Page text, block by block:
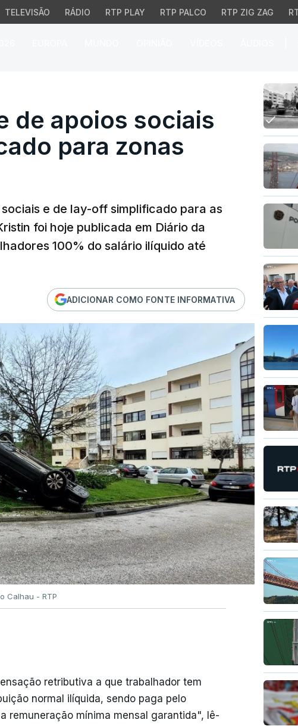
TELEVISÃO RÁDIO RTP PLAY RTP PALCO RTP ZIG ZAG
apoios sociais e lay-
de apoios sociais
para zonas
e de lay-off simplificado para as
foi hoje publicada em Diário da
100% do salário ilíquido até
ADICIONAR COMO FONTE INFORMATIVA
Calhau - RTP
retributiva a que trabalhador tem
normal ilíquida, sendo paga pelo
remuneração mínima mensal garantida", lê-